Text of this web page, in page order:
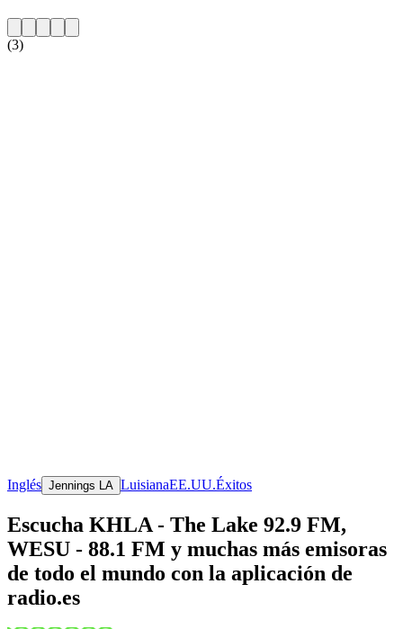
(3)
Inglés Jennings LA LuisianaEE.UU.Éxitos
Escucha KHLA - The Lake 92.9 FM,
WESU - 88.1 FM y muchas más emisoras
de todo el mundo con la aplicación de
radio.es